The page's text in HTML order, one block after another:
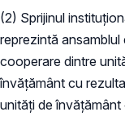
(2) Sprijinul
reprezintă
cooperare dintre
învățământ cu
unități de